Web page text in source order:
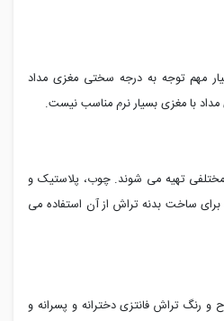
مهم توجه به درجه سختی مغزی مداد
با مغزی بسیار نرم مناسب نیست.
تهیه می شوند. چوب، پلاستیک و
ساخت بدنه تراش از آن استفاده می
و رنگ تراش فانتزی دخترانه و پسرانه و